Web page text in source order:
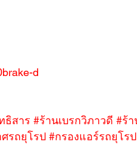
d
ธิสาร #ร้านเบรกวิภาวดี #ร้
รถยุโรป #กรองแอร์รถยุโรป